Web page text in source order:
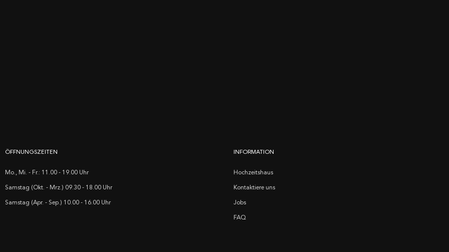
ÖFFNUNGSZEITEN
Mo., Mi. - Fr.: 11.00 - 19.00 Uhr
Samstag (Okt. - Mrz.) 09.30 - 18.00 Uhr
Samstag (Apr. - Sep.) 10.00 - 16.00 Uhr
INFORMATION
Hochzeitshaus
Kontaktiere uns
Jobs
FAQ